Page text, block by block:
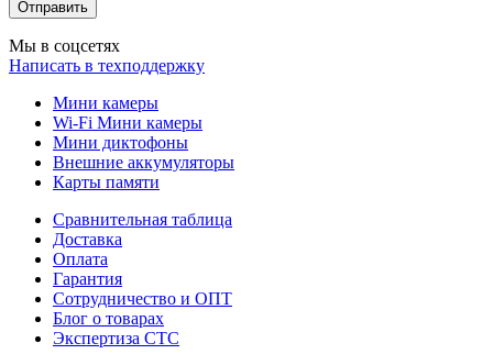
Мы в соцсетях
Написать в техподдержку
Мини камеры
Wi-Fi Мини камеры
Мини диктофоны
Внешние аккумуляторы
Карты памяти
Сравнительная таблица
Доставка
Оплата
Гарантия
Сотрудничество и ОПТ
Блог о товарах
Экспертиза СТС